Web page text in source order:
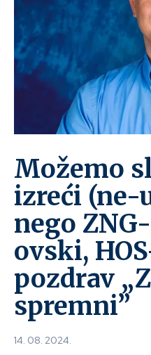
Možemo
izreći (ne-
nego
ovski,
pozdrav
spremni”
14. 08. 2024.